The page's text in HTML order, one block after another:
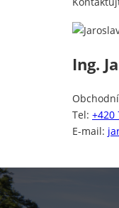
Ing.
Tel: +420
E-mail: